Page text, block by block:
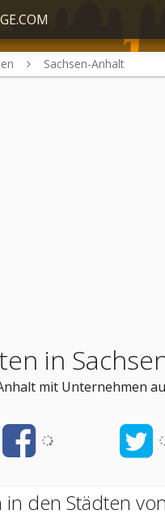
Sachsen-Anhalt
in
mit Unternehmen
den Städten